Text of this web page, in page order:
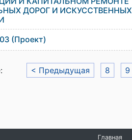
ДОРОГ И ИСКУССТВЕННЫХ
(Проект)
< Предыдущая 8 9
Главная